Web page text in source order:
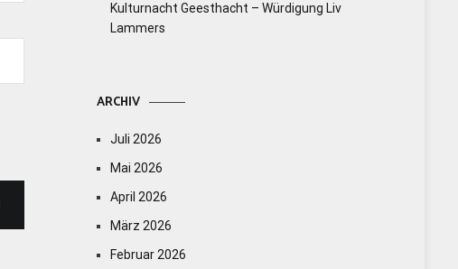
Kulturnacht Geesthacht – Würdigung Liv
Lammers
ARCHIV
Juli 2026
Mai 2026
April 2026
März 2026
Februar 2026